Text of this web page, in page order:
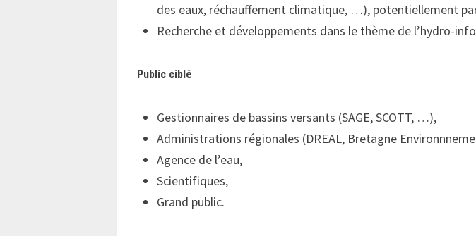
des eaux, réchauffement climatique, …), potentiellement
Recherche et développements dans le thème de l’hydro-
Public ciblé
Gestionnaires de bassins versants (SAGE, SCOTT, …),
Administrations régionales (DREAL, Bretagne
Agence de l’eau,
Scientifiques,
Grand public.